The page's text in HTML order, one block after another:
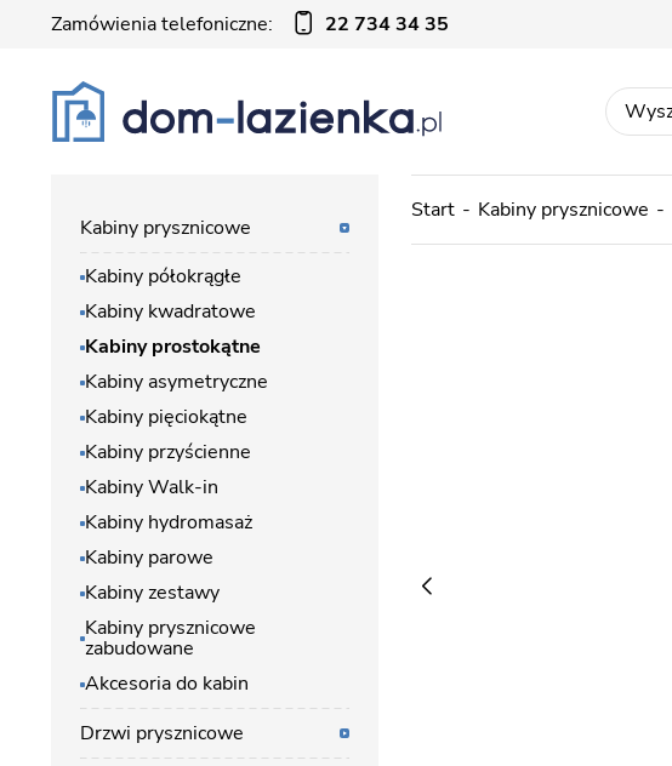
Zamówienia telefoniczne: 22 734 34 35
Start Kabiny prysznicowe
Kabiny prysznicowe
Kabiny półokrągłe
Kabiny kwadratowe
Kabiny prostokątne
Kabiny asymetryczne
Kabiny pięciokątne
Kabiny przyścienne
Kabiny Walk-in
Kabiny hydromasaż
Kabiny parowe
Kabiny zestawy
Kabiny prysznicowe
zabudowane
Akcesoria do kabin
Drzwi prysznicowe